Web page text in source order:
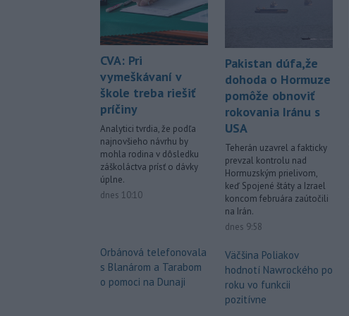
CVA: Pri
vymeškávaní v
škole treba riešiť
príčiny
Analytici tvrdia, že podľa
najnovšieho návrhu by
mohla rodina v dôsledku
záškoláctva prísť o dávky
úplne.
dnes 10:10
Orbánová telefonovala
s Blanárom a Tarabom
o pomoci na Dunaji
Pakistan dúfa,že
dohoda o Hormuze
pomôže obnoviť
rokovania Iránu s
USA
Teherán uzavrel a fakticky
prevzal kontrolu nad
Hormuzským prielivom,
keď Spojené štáty a Izrael
koncom februára zaútočili
na Irán.
dnes 9:58
Väčšina Poliakov
hodnotí Nawrockého po
roku vo funkcii
pozitívne